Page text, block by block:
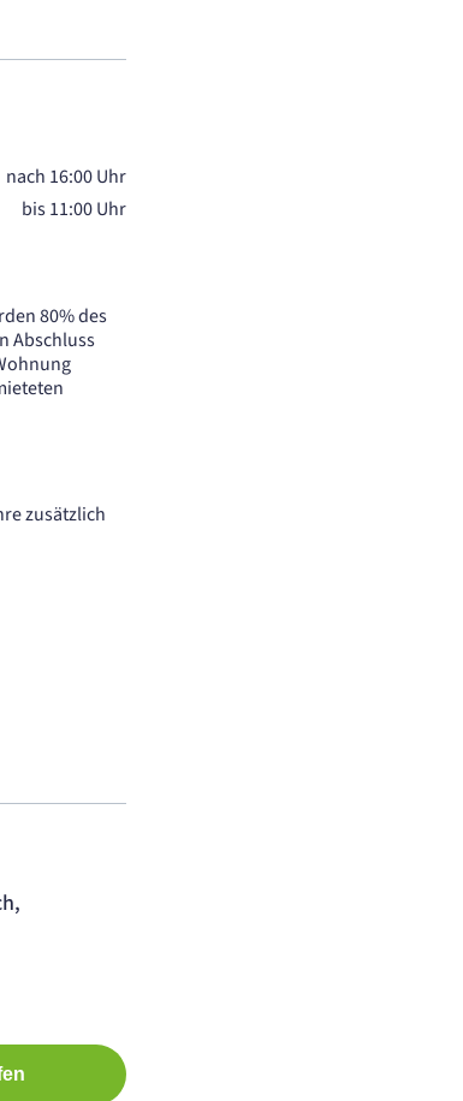
nach 16:00 Uhr
bis 11:00 Uhr
80% des
Abschluss
zusätzlich